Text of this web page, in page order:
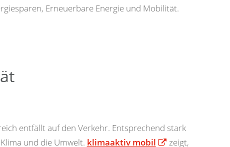
Erneuerbare Energie und Mobilität.
entfällt auf den Verkehr. Entsprechend stark
und die Umwelt. klimaaktiv mobil
zeigt,